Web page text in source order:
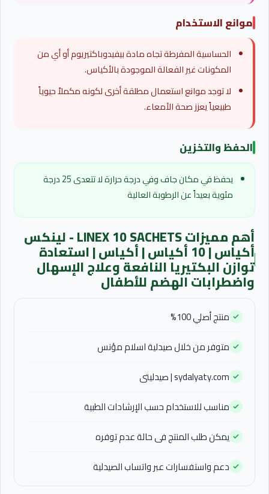
موانع الاستخدام
الحساسية المفرطة تجاه مادة بيفيدوباكتيريوم أو أي من
المكونات غير الفعالة الموجودة بالأكياس.
لا توجد موانع استعمال مطلقة أخرى لكونه مكملاً حيوياً
طبيعياً يعزز صحة الأمعاء.
الحفظ والتخزين
يحفظ في مكان جاف وفي درجة حرارة لا تتعدى 25 درجة
مئوية بعيداً عن الرطوبة العالية
أهم مميزات LINEX 10 SACHETS - لينكس
أكياس | 10 أكياس | أكياس | استعادة
توازن البكتيريا النافعة وعلاج الإسهال
واضطرابات الهضم للأطفال
منتج أصلي 100%
متوفر من خلال صيدلية اسلام مؤنس
sydalyaty.com | صيدليتى
مناسب للاستخدام حسب الإرشادات الطبية
يمكن طلب المنتج فى حالة عدم توفره
دعم واستفسارات عبر واتساب الصيدلية